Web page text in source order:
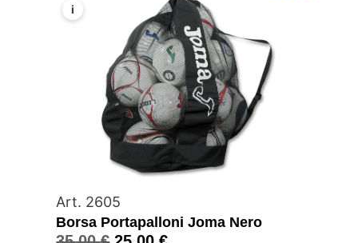
i
Art. 2605
Borsa Portapalloni Joma Nero